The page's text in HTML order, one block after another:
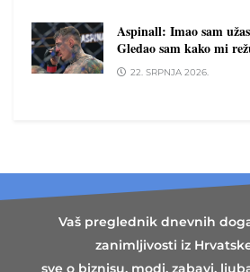
Aspinall: Imao sam
Gledao sam kako mi
22. SRPNJA 2026.
Vaš preglednik dnevnih
zanimljivosti iz
sve o biznisu, modi, zabavi,